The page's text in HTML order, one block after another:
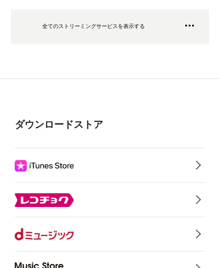
全てのストリーミングサービスを表示する
ダウンロードストア